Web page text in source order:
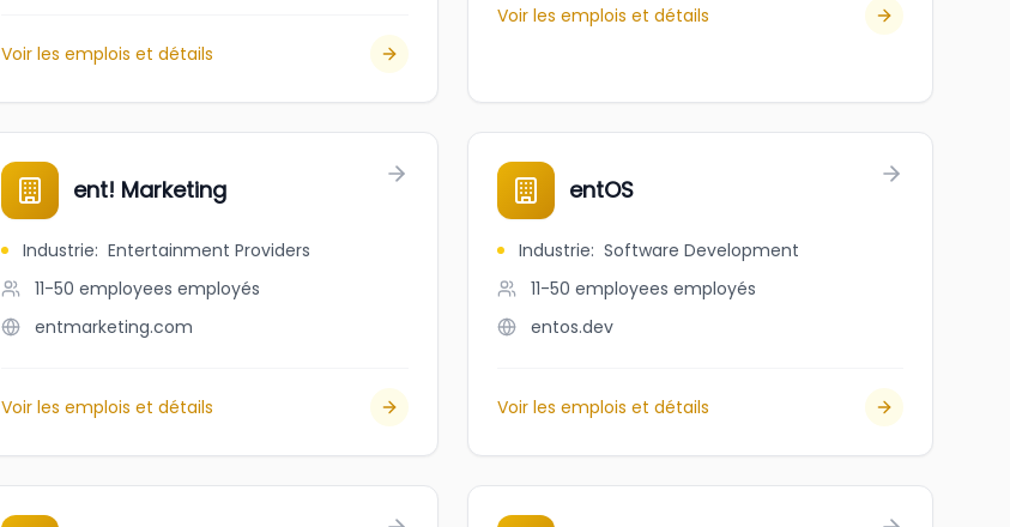
Voir les emplois et détails
Voir les emplois et détails
ent! Marketing
Industrie: Entertainment Providers
11-50 employees employés
entmarketing.com
Voir les emplois et détails
entOS
Industrie: Software Development
11-50 employees employés
entos.dev
Voir les emplois et détails